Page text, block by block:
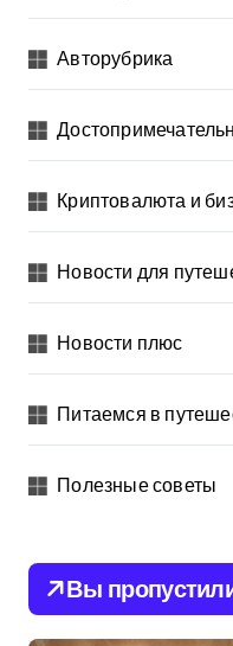
Авторубрика
Криптовалюта и
Новости для
Новости плюс
Питаемся в
Полезные советы
Вы